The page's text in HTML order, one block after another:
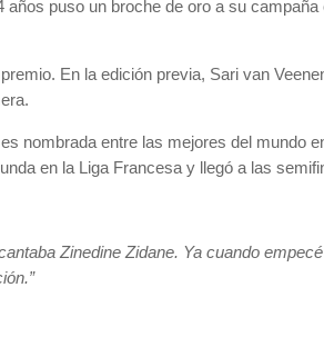
puso un broche de oro a su
En la edición previa, Sari van
nombrada entre las mejores del mundo
en la Liga Francesa y llegó a las
Zinedine Zidane. Ya cuando